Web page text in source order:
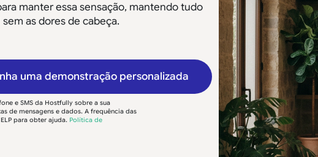
manter essa sensação, mantendo tudo
as dores de cabeça.
uma demonstração personalizada
e SMS da Hostfully sobre a sua
de mensagens e dados. A frequência das
para obter ajuda. Política de